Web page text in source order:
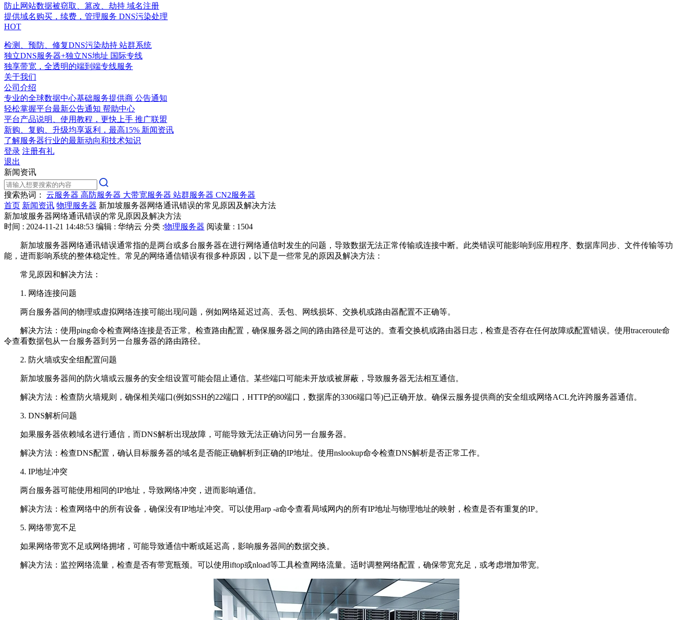
防止网站数据被窃取、篡改、劫持 域名注册
提供域名购买，续费，管理服务 DNS污染处理
HOT
检测、预防、修复DNS污染劫持 站群系统
独立DNS服务器+独立NS地址 国际专线
独享带宽，全透明的端到端专线服务
关于我们
公司介绍
专业的全球数据中心基础服务提供商 公告通知
轻松掌握平台最新公告通知 帮助中心
平台产品说明、使用教程，更快上手 推广联盟
新购、复购、升级均享返利，最高15% 新闻资讯
了解服务器行业的最新动向和技术知识
登录 注册有礼
退出
新闻资讯
搜索热词： 云服务器 高防服务器 大带宽服务器 站群服务器 CN2服务器
首页 新闻资讯 物理服务器 新加坡服务器网络通讯错误的常见原因及解决方法
新加坡服务器网络通讯错误的常见原因及解决方法
时间 : 2024-11-21 14:48:53 编辑 : 华纳云 分类 :物理服务器 阅读量 : 1504
新加坡服务器网络通讯错误通常指的是两台或多台服务器在进行网络通信时发生的问题，导致数据无法正常传输或连接中断。此类错误可能影响到应用程序、数据库同步、文件传输等功
能，进而影响系统的整体稳定性。常见的网络通信错误有很多种原因，以下是一些常见的原因及解决方法：
常见原因和解决方法：
1. 网络连接问题
两台服务器间的物理或虚拟网络连接可能出现问题，例如网络延迟过高、丢包、网线损坏、交换机或路由器配置不正确等。
解决方法：使用ping命令检查网络连接是否正常。检查路由配置，确保服务器之间的路由路径是可达的。查看交换机或路由器日志，检查是否存在任何故障或配置错误。使用traceroute命
令查看数据包从一台服务器到另一台服务器的路由路径。
2. 防火墙或安全组配置问题
新加坡服务器间的防火墙或云服务的安全组设置可能会阻止通信。某些端口可能未开放或被屏蔽，导致服务器无法相互通信。
解决方法：检查防火墙规则，确保相关端口(例如SSH的22端口，HTTP的80端口，数据库的3306端口等)已正确开放。确保云服务提供商的安全组或网络ACL允许跨服务器通信。
3. DNS解析问题
如果服务器依赖域名进行通信，而DNS解析出现故障，可能导致无法正确访问另一台服务器。
解决方法：检查DNS配置，确认目标服务器的域名是否能正确解析到正确的IP地址。使用nslookup命令检查DNS解析是否正常工作。
4. IP地址冲突
两台服务器可能使用相同的IP地址，导致网络冲突，进而影响通信。
解决方法：检查网络中的所有设备，确保没有IP地址冲突。可以使用arp -a命令查看局域网内的所有IP地址与物理地址的映射，检查是否有重复的IP。
5. 网络带宽不足
如果网络带宽不足或网络拥堵，可能导致通信中断或延迟高，影响服务器间的数据交换。
解决方法：监控网络流量，检查是否有带宽瓶颈。可以使用iftop或nload等工具检查网络流量。适时调整网络配置，确保带宽充足，或考虑增加带宽。